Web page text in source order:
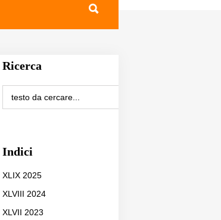
Ricerca
Indici
XLIX 2025
XLVIII 2024
XLVII 2023